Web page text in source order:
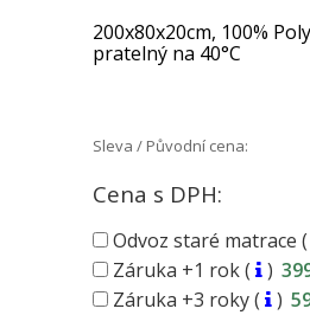
200x80x20cm, 100%
pratelný na 40°C
Sleva / Původní cena:
Cena s DPH:
Odvoz staré matrace (
Záruka +1 rok (
)
Záruka +3 roky (
)